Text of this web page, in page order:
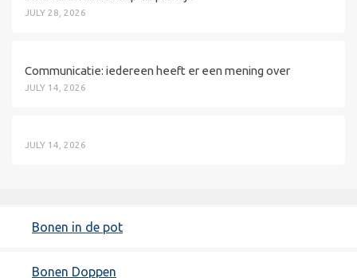
JULY 28, 2026
Communicatie: iedereen heeft er een mening over
JULY 14, 2026
JULY 14, 2026
Bonen in de pot
Bonen Doppen